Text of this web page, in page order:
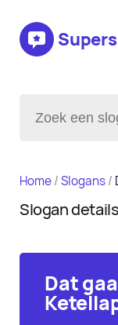
Home/Slogans/
Slogan details
Dat